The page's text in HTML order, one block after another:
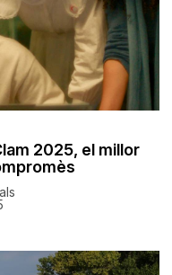
2025, el millor